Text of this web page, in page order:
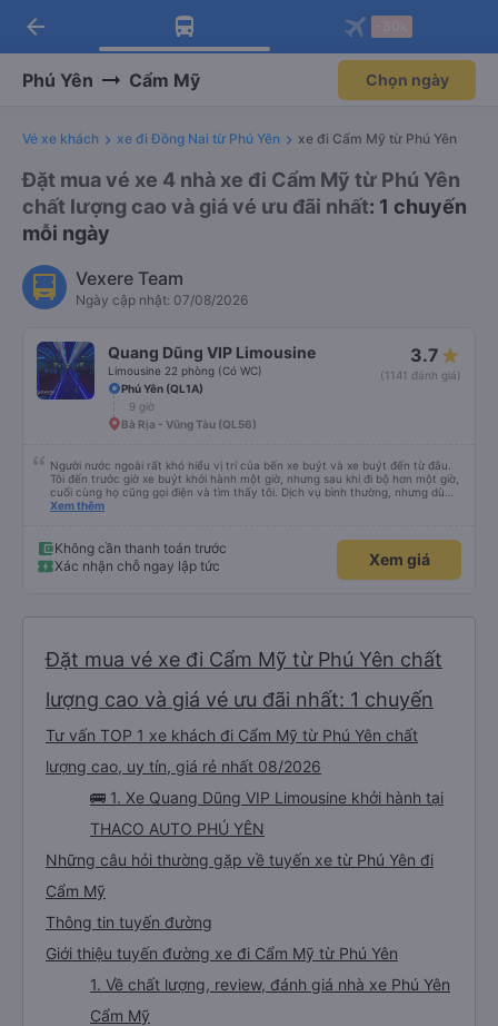
Tải app Vexere ngay!
Nhận ưu đãi thành viên độc
Mở app
Tải app Vexere
-30k/ghế khi đặt vé máy bay qua
Mở app
arrow_back
Phú Yên Cẩm Mỹ Chọn ngày
Vé xe khách xe đi Đồng Nai từ Phú Yên xe đi Cẩm Mỹ từ Phú Yên
Đặt mua vé xe 4 nhà xe đi Cẩm Mỹ từ Phú Yên
chất lượng cao và giá vé ưu đãi nhất: 1 chuyến
mỗi ngày
Vexere Team
Ngày cập nhật: 07/08/2026
Quang Dũng VIP Limousine
Limousine 22 phòng (Có WC)
3.7
(1141 đánh giá)
Phú Yên (QL1A)
9 giờ
Bà Rịa - Vũng Tàu (QL56)
Người nước ngoài rất khó hiểu vị trí của bến xe buýt và xe buýt đến từ đâu.
Tôi đến trước giờ xe buýt khởi hành một giờ, nhưng sau khi đi bộ hơn một giờ,
cuối cùng họ cũng gọi điện và tìm thấy tôi. Dịch vụ bình thường, nhưng dù
sao thì tôi ngủ ngon hơn ở khách sạn vì tôi rất thoải mái. Sẽ tuyệt hơn nếu
Xem thêm
Không cần thanh toán trước
Xác nhận chỗ ngay lập tức
Xem giá
Đặt mua vé xe đi Cẩm Mỹ từ Phú Yên chất
lượng cao và giá vé ưu đãi nhất: 1 chuyến
Tư vấn TOP 1 xe khách đi Cẩm Mỹ từ Phú Yên chất
lượng cao, uy tín, giá rẻ nhất 08/2026
🚌 1. Xe Quang Dũng VIP Limousine khởi hành tại
THACO AUTO PHÚ YÊN
Những câu hỏi thường gặp về tuyến xe từ Phú Yên đi
Cẩm Mỹ
Thông tin tuyến đường
Giới thiệu tuyến đường xe đi Cẩm Mỹ từ Phú Yên
1. Về chất lượng, review, đánh giá nhà xe Phú Yên
Cẩm Mỹ